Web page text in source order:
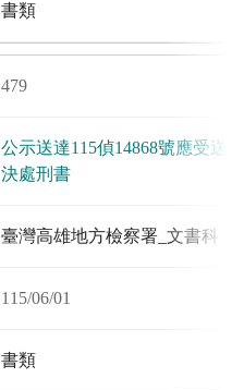
書類
479
公示送達115偵14868號應受送
決處刑書
臺灣高雄地方檢察署_文書科
115/06/01
書類